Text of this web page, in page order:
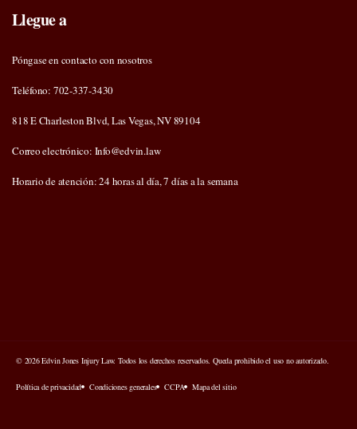
Llegue a
Póngase en contacto con nosotros
Teléfono: 702-337-3430
818 E Charleston Blvd, Las Vegas, NV 89104
Correo electrónico: Info@edvin.law
Horario de atención: 24 horas al día, 7 días a la semana
© 2026 Edvin Jones Injury Law. Todos los derechos reservados. Queda prohibido el uso no autorizado.
Política de privacidad Condiciones generales CCPA Mapa del sitio